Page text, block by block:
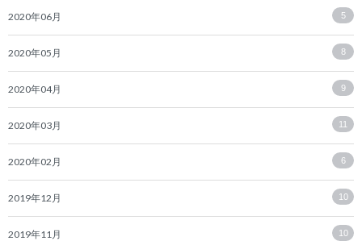
2020年06月 5
2020年05月 8
2020年04月 9
2020年03月 11
2020年02月 6
2019年12月 10
2019年11月 10